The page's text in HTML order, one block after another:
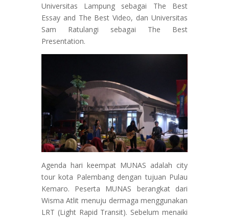
Universitas Lampung sebagai The Best
Essay and The Best Video, dan Universitas
Sam Ratulangi sebagai The Best
Presentation.
Agenda hari keempat MUNAS adalah city
tour kota Palembang dengan tujuan Pulau
Kemaro. Peserta MUNAS berangkat dari
Wisma Atlit menuju dermaga menggunakan
LRT (Light Rapid Transit). Sebelum menaiki